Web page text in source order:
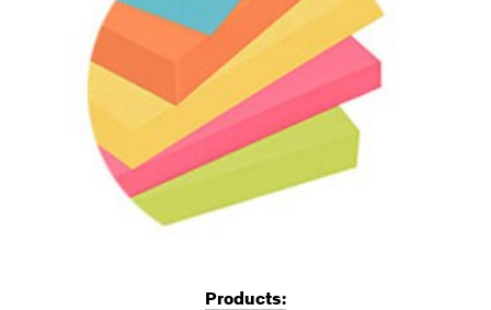
Products: